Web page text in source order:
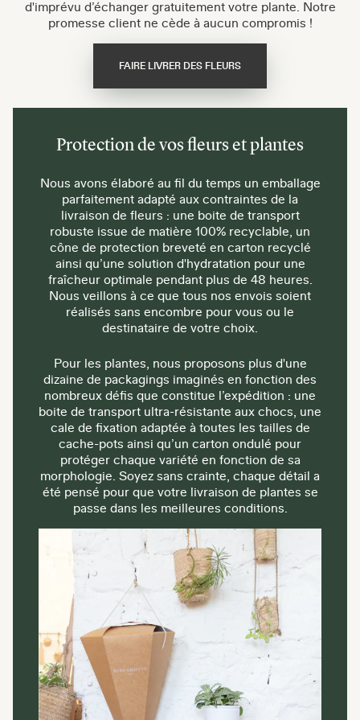
d'imprévu d’échanger gratuitement votre plante. Notre
promesse client ne cède à aucun compromis !
FAIRE LIVRER DES FLEURS
Protection de vos fleurs et plantes
Nous avons élaboré au fil du temps un emballage
parfaitement adapté aux contraintes de la
livraison de fleurs : une boite de transport
robuste issue de matière 100% recyclable, un
cône de protection breveté en carton recyclé
ainsi qu’une solution d'hydratation pour une
fraîcheur optimale pendant plus de 48 heures.
Nous veillons à ce que tous nos envois soient
réalisés sans encombre pour vous ou le
destinataire de votre choix.
Pour les plantes, nous proposons plus d'une
dizaine de packagings imaginés en fonction des
nombreux défis que constitue l’expédition : une
boite de transport ultra-résistante aux chocs, une
cale de fixation adaptée à toutes les tailles de
cache-pots ainsi qu’un carton ondulé pour
protéger chaque variété en fonction de sa
morphologie. Soyez sans crainte, chaque détail a
été pensé pour que votre livraison de plantes se
passe dans les meilleures conditions.